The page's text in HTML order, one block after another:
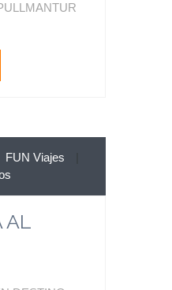
FUN Viajes
AL